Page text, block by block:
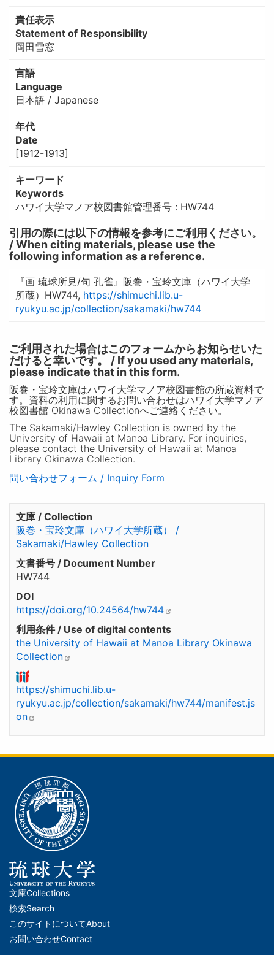
責任表示
Statement of Responsibility
岡田雪窓
言語
Language
日本語 / Japanese
年代
Date
[1912-1913]
キーワード
Keywords
ハワイ大学マノア校図書館管理番号 : HW744
引用の際には以下の情報を参考にご利用ください。
/ When citing materials, please use the
following information as a reference.
『画 琉球所見/句 孔雀』阪巻・宝玲文庫（ハワイ大学
所蔵）HW744, https://shimuchi.lib.u-
ryukyu.ac.jp/collection/sakamaki/hw744
ご利用された場合はこのフォームからお知らせいた
だけると幸いです。 / If you used any materials,
please indicate that in this form.
阪巻・宝玲文庫はハワイ大学マノア校図書館の所蔵資料で
す。資料の利用に関するお問い合わせはハワイ大学マノア
校図書館 Okinawa Collectionへご連絡ください。
The Sakamaki/Hawley Collection is owned by the
University of Hawaii at Manoa Library. For inquiries,
please contact the University of Hawaii at Manoa
Library Okinawa Collection.
問い合わせフォーム / Inquiry Form
文庫 / Collection
阪巻・宝玲文庫（ハワイ大学所蔵） /
Sakamaki/Hawley Collection
文書番号 / Document Number
HW744
DOI
https://doi.org/10.24564/hw744
利用条件 / Use of digital contents
the University of Hawaii at Manoa Library Okinawa
Collection
https://shimuchi.lib.u-
ryukyu.ac.jp/collection/sakamaki/hw744/manifest.js
on
メ
イ
ン
文庫Collections
検索Search
このサイトについてAbout
お問い合わせContact